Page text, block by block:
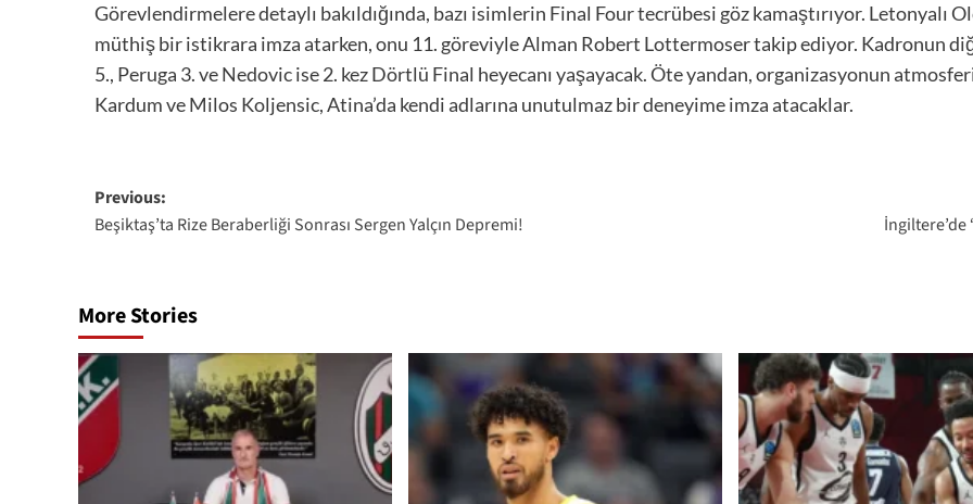
Görevlendirmelere detaylı bakıldığında, bazı isimlerin Final Four tecrübesi göz kamaştırıyor. Letonyalı
müthiş bir istikrara imza atarken, onu 11. göreviyle Alman Robert Lottermoser takip ediyor. Kadronun
5., Peruga 3. ve Nedovic ise 2. kez Dörtlü Final heyecanı yaşayacak. Öte yandan, organizasyonun
Kardum ve Milos Koljensic, Atina’da kendi adlarına unutulmaz bir deneyime imza atacaklar.
Post
navigation
Previous:
Beşiktaş’ta Rize Beraberliği Sonrası Sergen Yalçın Depremi!
More Stories